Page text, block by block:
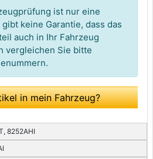
ist nur eine
keine Garantie, dass das
auch in Ihr Fahrzeug
vergleichen Sie bitte
in mein Fahrzeug?
8252AHI